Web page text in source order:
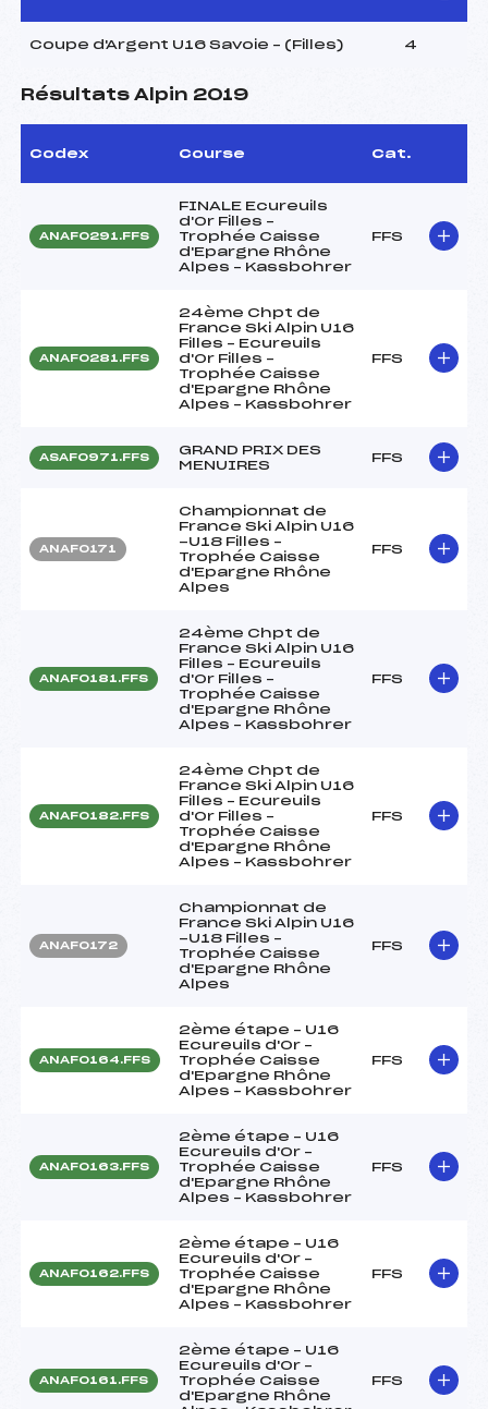
Coupe d'Argent U16 Savoie – (Filles) 4
Résultats Alpin 2019
Codex Course Cat.
ANAF0291.FFS
FINALE Ecureuils
d'Or Filles –
Trophée Caisse
d'Epargne Rhône
Alpes – Kassbohrer
FFS
ANAF0281.FFS
24ème Chpt de
France Ski Alpin U16
Filles – Ecureuils
d'Or Filles –
Trophée Caisse
d'Epargne Rhône
Alpes – Kassbohrer
FFS
ASAF0971.FFS
GRAND PRIX DES
MENUIRES
FFS
ANAF0171
Championnat de
France Ski Alpin U16
-U18 Filles –
Trophée Caisse
d'Epargne Rhône
Alpes
FFS
ANAF0181.FFS
24ème Chpt de
France Ski Alpin U16
Filles – Ecureuils
d'Or Filles –
Trophée Caisse
d'Epargne Rhône
Alpes – Kassbohrer
FFS
ANAF0182.FFS
24ème Chpt de
France Ski Alpin U16
Filles – Ecureuils
d'Or Filles –
Trophée Caisse
d'Epargne Rhône
Alpes – Kassbohrer
FFS
ANAF0172
Championnat de
France Ski Alpin U16
-U18 Filles –
Trophée Caisse
d'Epargne Rhône
Alpes
FFS
ANAF0164.FFS
2ème étape – U16
Ecureuils d'Or –
Trophée Caisse
d'Epargne Rhône
Alpes – Kassbohrer
FFS
ANAF0163.FFS
2ème étape – U16
Ecureuils d'Or –
Trophée Caisse
d'Epargne Rhône
Alpes – Kassbohrer
FFS
ANAF0162.FFS
2ème étape – U16
Ecureuils d'Or –
Trophée Caisse
d'Epargne Rhône
Alpes – Kassbohrer
FFS
ANAF0161.FFS
2ème étape – U16
Ecureuils d'Or –
Trophée Caisse
d'Epargne Rhône
FFS